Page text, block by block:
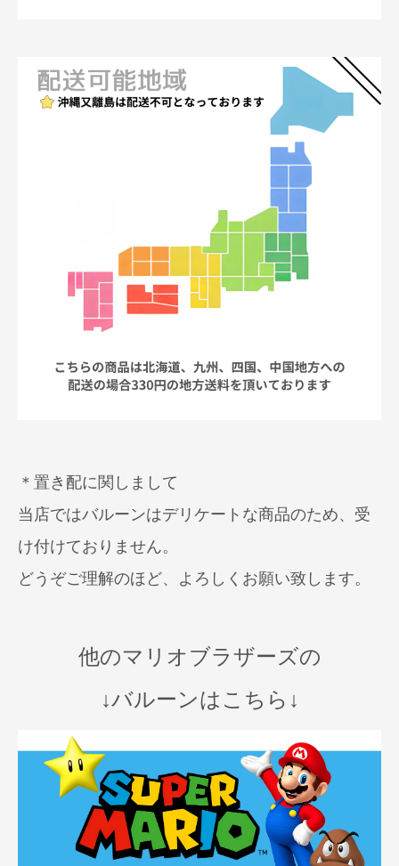
＊置き配に関しまして
当店ではバルーンはデリケートな商品のため、受
け付けておりません。
どうぞご理解のほど、よろしくお願い致します。
他のマリオブラザーズの
↓バルーンはこちら↓